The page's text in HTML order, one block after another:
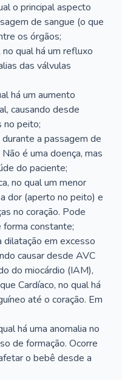
o principal aspecto
de sangue (o que
os órgãos;
qual há um refluxo
das válvulas
há um aumento
causando desde
no peito;
a passagem de
é uma doença, mas
do paciente;
no qual um menor
dor (aperto no peito) e
no coração. Pode
constante;
dilatação em excesso
causar desde AVC
do miocárdio (IAM),
Cardíaco, no qual há
até o coração. Em
há uma anomalia no
de formação. Ocorre
o bebê desde a